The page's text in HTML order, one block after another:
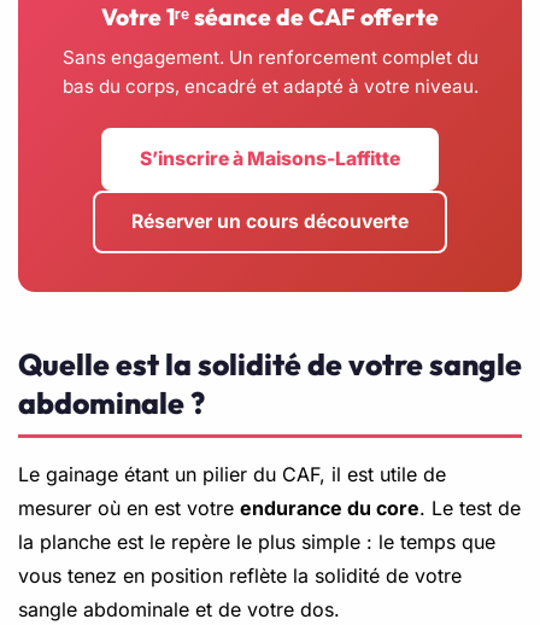
Votre 1ʳᵉ séance de CAF offerte
Sans engagement. Un renforcement complet du
bas du corps, encadré et adapté à votre niveau.
S’inscrire à Maisons-Laffitte
Réserver un cours découverte
Quelle est la solidité de votre sangle
abdominale ?
Le gainage étant un pilier du CAF, il est utile de
mesurer où en est votre endurance du core. Le test de
la planche est le repère le plus simple : le temps que
vous tenez en position reflète la solidité de votre
sangle abdominale et de votre dos.